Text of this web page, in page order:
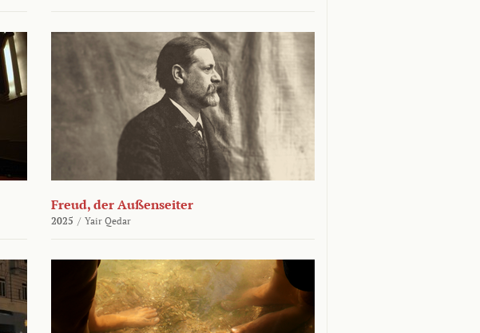
Freud, der Außenseiter
2025 / Yair Qedar